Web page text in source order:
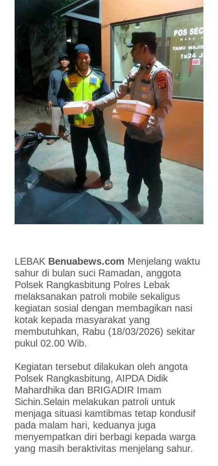
LEBAK Benuabews.com Menjelang waktu
sahur di bulan suci Ramadan, anggota
Polsek Rangkasbitung Polres Lebak
melaksanakan patroli mobile sekaligus
kegiatan sosial dengan membagikan nasi
kotak kepada masyarakat yang
membutuhkan, Rabu (18/03/2026) sekitar
pukul 02.00 Wib.
Kegiatan tersebut dilakukan oleh angota
Polsek Rangkasbitung, AIPDA Didik
Mahardhika dan BRIGADIR Imam
Sichin.Selain melakukan patroli untuk
menjaga situasi kamtibmas tetap kondusif
pada malam hari, keduanya juga
menyempatkan diri berbagi kepada warga
yang masih beraktivitas menjelang sahur.